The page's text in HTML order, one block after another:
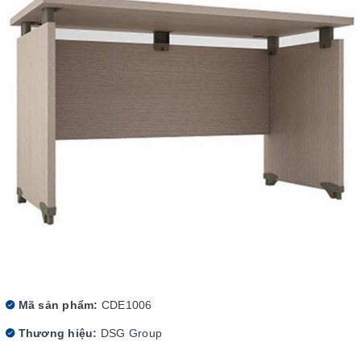
Mã sản phẩm: CDE1006
Thương hiệu: DSG Group